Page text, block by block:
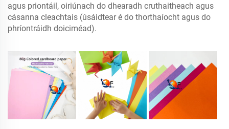
agus priontáil, oiriúnach do dhearadh cruthaitheach agus
cásanna cleachtais (úsáidtear é do thorthaíocht agus do
phríontráidh doiciméad).